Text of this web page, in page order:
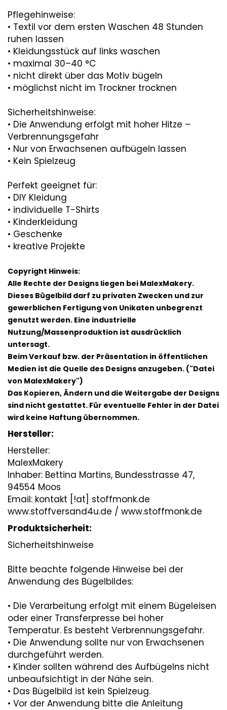
Pflegehinweise:
• Textil vor dem ersten Waschen 48 Stunden
ruhen lassen
• Kleidungsstück auf links waschen
• maximal 30–40 °C
• nicht direkt über das Motiv bügeln
• möglichst nicht im Trockner trocknen
Sicherheitshinweise:
• Die Anwendung erfolgt mit hoher Hitze –
Verbrennungsgefahr
• Nur von Erwachsenen aufbügeln lassen
• Kein Spielzeug
Perfekt geeignet für:
• DIY Kleidung
• individuelle T-Shirts
• Kinderkleidung
• Geschenke
• kreative Projekte
Copyright Hinweis:
Alle Rechte der Designs liegen bei MalexMakery.
Dieses Bügelbild darf zu privaten Zwecken und zur
gewerblichen Fertigung von Unikaten unbegrenzt
genutzt werden. Eine industrielle
Nutzung/Massenproduktion ist ausdrücklich
untersagt.
Beim Verkauf bzw. der Präsentation in öffentlichen
Medien ist die Quelle des Designs anzugeben. ("Datei
von MalexMakery")
Das Kopieren, Ändern und die Weitergabe der Designs
sind nicht gestattet. Für eventuelle Fehler in der Datei
wird keine Haftung übernommen.
Hersteller:
Hersteller:
MalexMakery
Inhaber: Bettina Martins, Bundesstrasse 47,
94554 Moos
Email: kontakt [!at] stoffmonk.de
www.stoffversand4u.de / www.stoffmonk.de
Produktsicherheit:
Sicherheitshinweise
Bitte beachte folgende Hinweise bei der
Anwendung des Bügelbildes:
• Die Verarbeitung erfolgt mit einem Bügeleisen
oder einer Transferpresse bei hoher
Temperatur. Es besteht Verbrennungsgefahr.
• Die Anwendung sollte nur von Erwachsenen
durchgeführt werden.
• Kinder sollten während des Aufbügelns nicht
unbeaufsichtigt in der Nähe sein.
• Das Bügelbild ist kein Spielzeug.
• Vor der Anwendung bitte die Anleitung